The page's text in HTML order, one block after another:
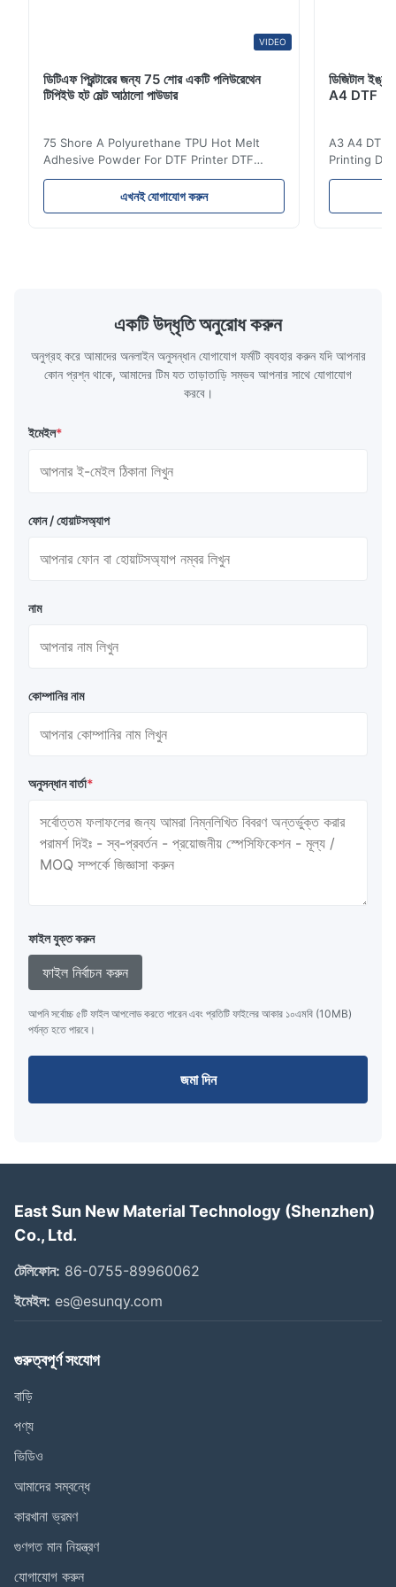
VIDEO
ডিটিএফ প্রিন্টারের জন্য 75 শোর একটি পলিউরেথেন
টিপিইউ হট মেল্ট আঠালো পাউডার
75 Shore A Polyurethane TPU Hot Melt
Adhesive Powder For DTF Printer DTF
Powder Technical Parameters Bonding
Parameters ( reference only) Temperature
110-130℃ Press 0.5-1.5 kg/cm2 Time 8-20
এখনই যোগাযোগ করুন
ডিজিটাল
A4 DTF
A3 A4 DTF
Printing
application
pattern
একটি উদ্ধৃতি অনুরোধ করুন
অনুগ্রহ করে আমাদের অনলাইন অনুসন্ধান যোগাযোগ ফর্মটি ব্যবহার করুন যদি আপনার
কোন প্রশ্ন থাকে, আমাদের টিম যত তাড়াতাড়ি সম্ভব আপনার সাথে যোগাযোগ
করবে।
ইমেইল*
ফোন / হোয়াটসঅ্যাপ
নাম
কোম্পানির নাম
অনুসন্ধান বার্তা*
ফাইল যুক্ত করুন
ফাইল নির্বাচন করুন
আপনি সর্বোচ্চ ৫টি ফাইল আপলোড করতে পারেন এবং প্রতিটি ফাইলের আকার ১০এমবি (10MB)
পর্যন্ত হতে পারবে।
জমা দিন
East Sun New Material Technology (Shenzhen)
Co., Ltd.
টেলিফোন: 86-0755-89960062
ইমেইল: es@esunqy.com
গুরুত্বপূর্ণ সংযোগ
বাড়ি
পণ্য
ভিডিও
আমাদের সম্বন্ধে
কারখানা ভ্রমণ
গুণগত মান নিয়ন্ত্রণ
যোগাযোগ করুন